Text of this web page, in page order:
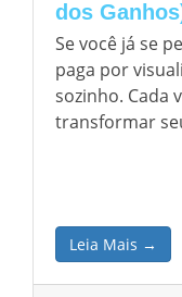
dos
Se você já se
paga por
sozinho. Cada
transformar
Leia Mais →